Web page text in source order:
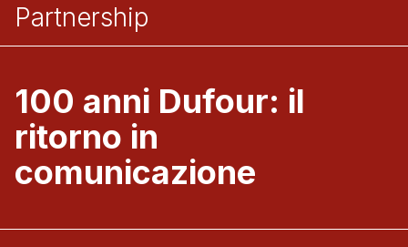
Partnership
100 anni Dufour: il
ritorno in
comunicazione